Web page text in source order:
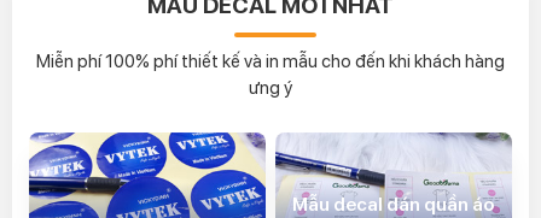
Miễn phí 100% phí thiết kế và in mẫu cho đến khi khách hàng
ưng ý
Mẫu decal dán quần áo